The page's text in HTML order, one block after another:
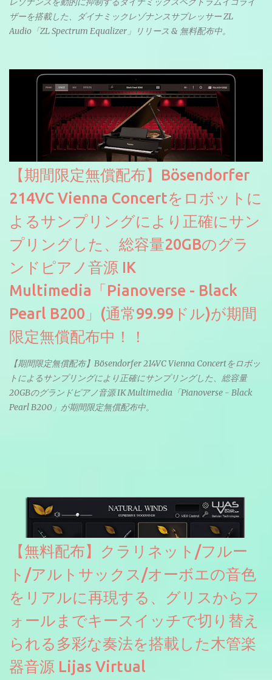
ザーを搭載した、ダイナミックレゾナンスサプレッサー ZL
Audio「ZL Spectrum Equalizer」リリース & 無料配布中。
【期間限定無償配布】Bösendorfer
214VC Vienna Concertをロボットに
よるサンプリングにより正確にサン
プリングした、総容量20GBのグラ
ンドピアノ音源 IK
Multimedia「Pianoverse - Black
Pearl B200」(通常99.99ドル)が期間
限定無償配布中！！
【期間限定無償配布】Bösendorfer 214VC Vienna Concertをロボッ
トによるサンプリングにより正確にサンプリングした、総容量
20GBのグランドピアノ音源 IK Multimedia「Pianoverse - Black
Pearl B200」が期間限定無償配布中。
【無料配布】クラリネット/フルー
ト/アルトサックス/オーボエの音色
をリアルに再現する、グリスからフ
ォールまでキースイッチで切り替え
られる多彩な奏法を搭載した木管楽
器音源 Lijas Virtual